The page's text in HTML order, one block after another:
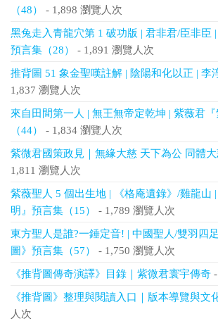
（48）
- 1,898 瀏覽人次
黑兔走入青龍穴第 1 破功版 | 君非君/臣非臣 |
預言集（28）
- 1,891 瀏覽人次
推背圖 51 象金聖嘆註解 | 陰陽和化以正 | 李
1,837 瀏覽人次
來自田間第一人 | 無王無帝定乾坤 | 紫薇君
（44）
- 1,834 瀏覽人次
紫微君國策政見｜無緣大慈 天下為公 同體大
1,811 瀏覽人次
紫薇聖人 5 個出生地 | 《格庵遺錄》/雞龍山
明』預言集（15）
- 1,789 瀏覽人次
東方聖人是誰?一錘定音! | 中國聖人/雙羽四
圖》預言集（57）
- 1,750 瀏覽人次
《推背圖傳奇演譯》目錄｜紫微君寰宇傳奇
《推背圖》整理與閱讀入口｜版本導覽與文
人次